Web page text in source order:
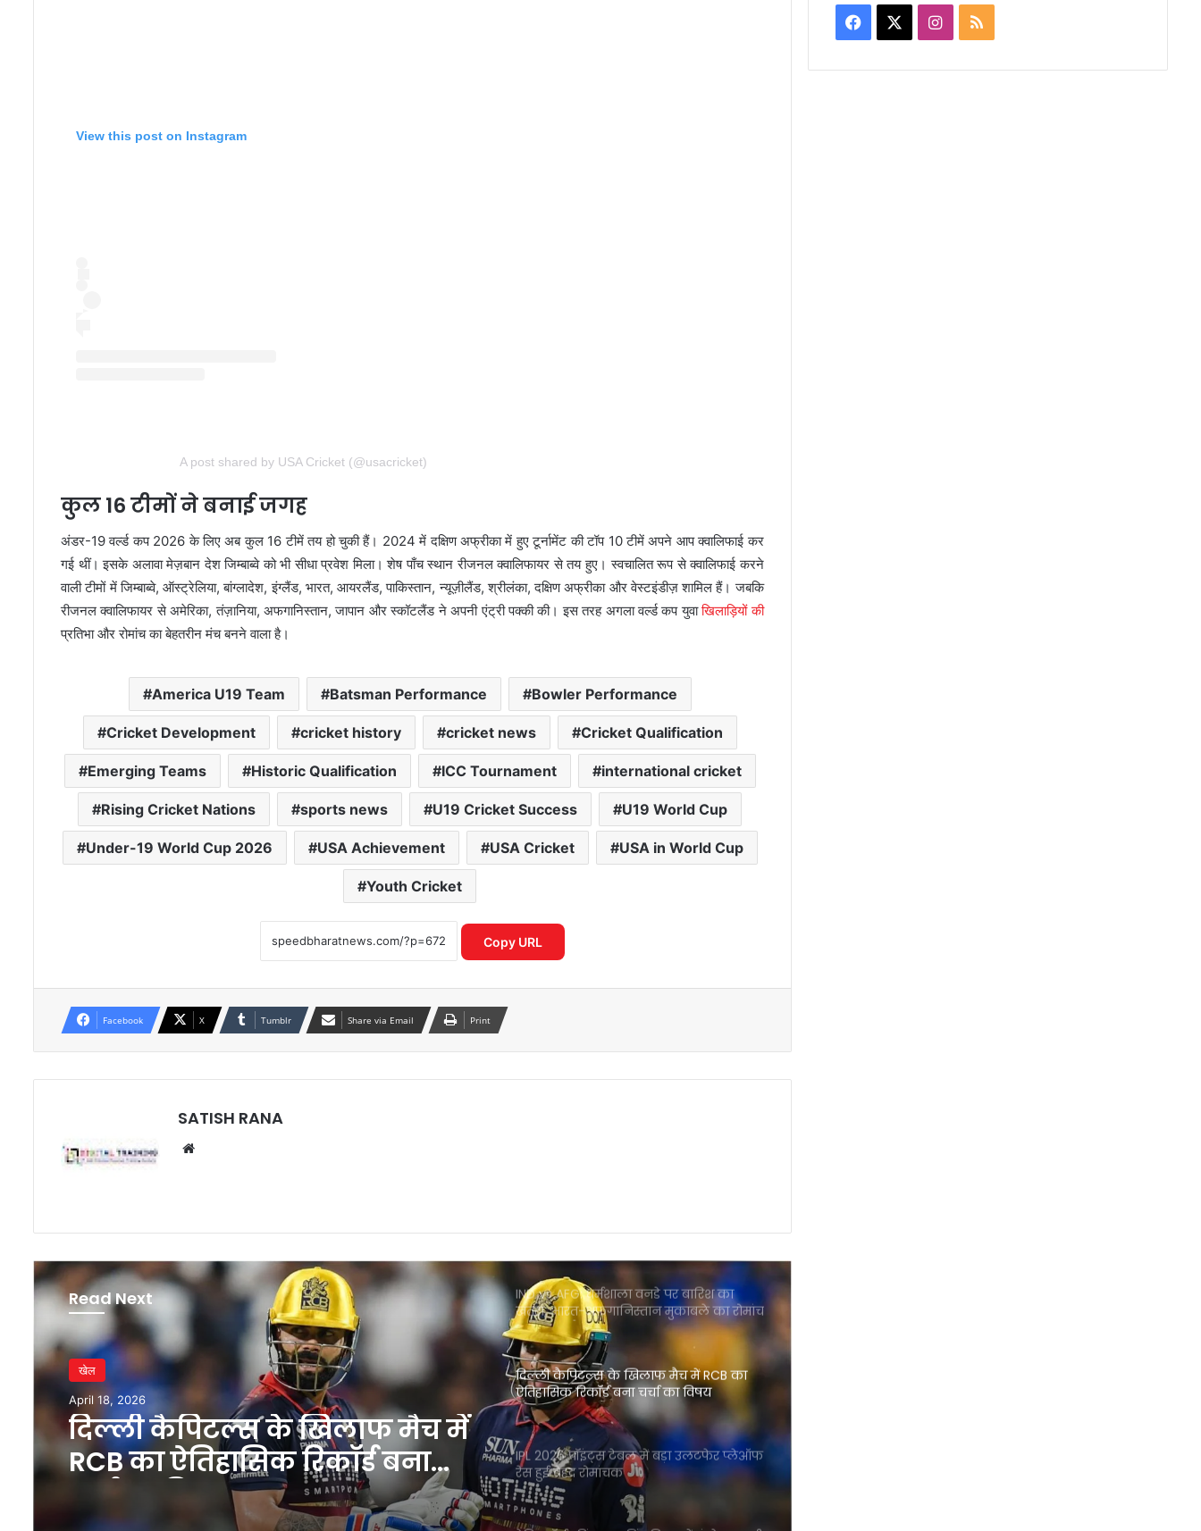
View this post on Instagram
A post shared by USA Cricket (@usacricket)
कुल 16 टीमों ने बनाई जगह
अंडर-19 वर्ल्ड कप 2026 के लिए अब कुल 16 टीमें तय हो चुकी हैं। 2024 में दक्षिण अफ्रीका में हुए टूर्नामेंट की टॉप 10 टीमें अपने आप क्वालिफाई कर
गई थीं। इसके अलावा मेज़बान देश जिम्बाब्वे को भी सीधा प्रवेश मिला। शेष पाँच स्थान रीजनल क्वालिफायर से तय हुए। स्वचालित रूप से क्वालिफाई करने
वाली टीमों में जिम्बाब्वे, ऑस्ट्रेलिया, बांग्लादेश, इंग्लैंड, भारत, आयरलैंड, पाकिस्तान, न्यूज़ीलैंड, श्रीलंका, दक्षिण अफ्रीका और वेस्टइंडीज़ शामिल हैं। जबकि
रीजनल क्वालिफायर से अमेरिका, तंज़ानिया, अफगानिस्तान, जापान और स्कॉटलैंड ने अपनी एंट्री पक्की की। इस तरह अगला वर्ल्ड कप युवाखिलाड़ियों की
प्रतिभा और रोमांच का बेहतरीन मंच बनने वाला है।
America U19 Team Batsman Performance Bowler Performance
Cricket Development cricket history cricket news Cricket Qualification
Emerging Teams Historic Qualification ICC Tournament international cricket
Rising Cricket Nations sports news U19 Cricket Success U19 World Cup
Under-19 World Cup 2026 USA Achievement USA Cricket USA in World Cup
Youth Cricket
Copy URL
Facebook X Tumblr Share via Email Print
SATISH RANA
Read Next
खेल
April 18, 2026
दिल्ली कैपिटल्स के खिलाफ मैच में
RCB का ऐतिहासिक रिकॉर्ड बना
चर्चा का विषय
मैनेजर पर एक्शन की मांग तेज
आईपीएल 2026: आखिरी गेंद पर लखनऊ की
गुवाहाटी में कौन मारेगा बाजी
IND vs AFG: धर्मशाला वनडे पर बारिश का
खतरा, भारत-अफगानिस्तान मुकाबले का रोमांच
पड़ सकता है फीका
दिल्ली कैपिटल्स के खिलाफ मैच में RCB का
ऐतिहासिक रिकॉर्ड बना चर्चा का विषय
IPL 2026 पॉइंट्स टेबल में बड़ा उलटफेर प्लेऑफ
रेस हुई बेहद रोमांचक
Facebook Instagram
RSS